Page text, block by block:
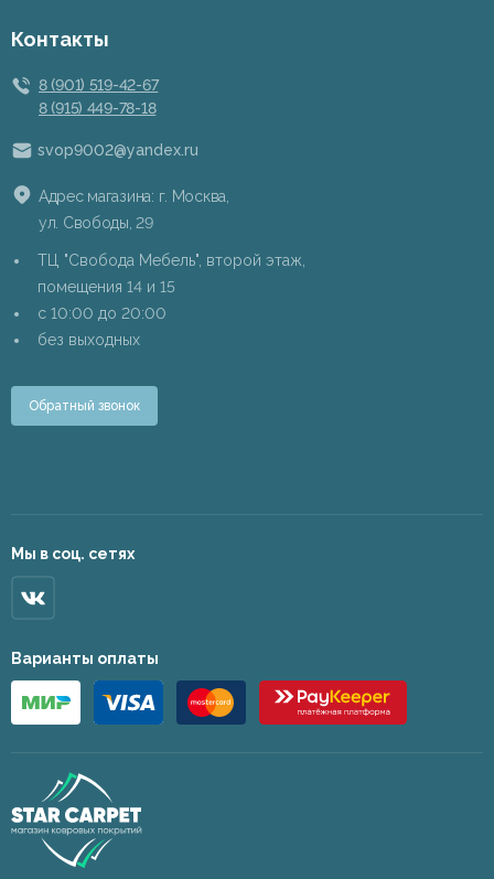
Контакты
8 (901) 519-42-67
8 (915) 449-78-18
svop9002@yandex.ru
Адрес магазина: г. Москва,
ул. Свободы, 29
ТЦ "Свобода Мебель", второй этаж,
помещения 14 и 15
c 10:00 до 20:00
без выходных
Обратный звонок
Мы в соц. сетях
Варианты оплаты